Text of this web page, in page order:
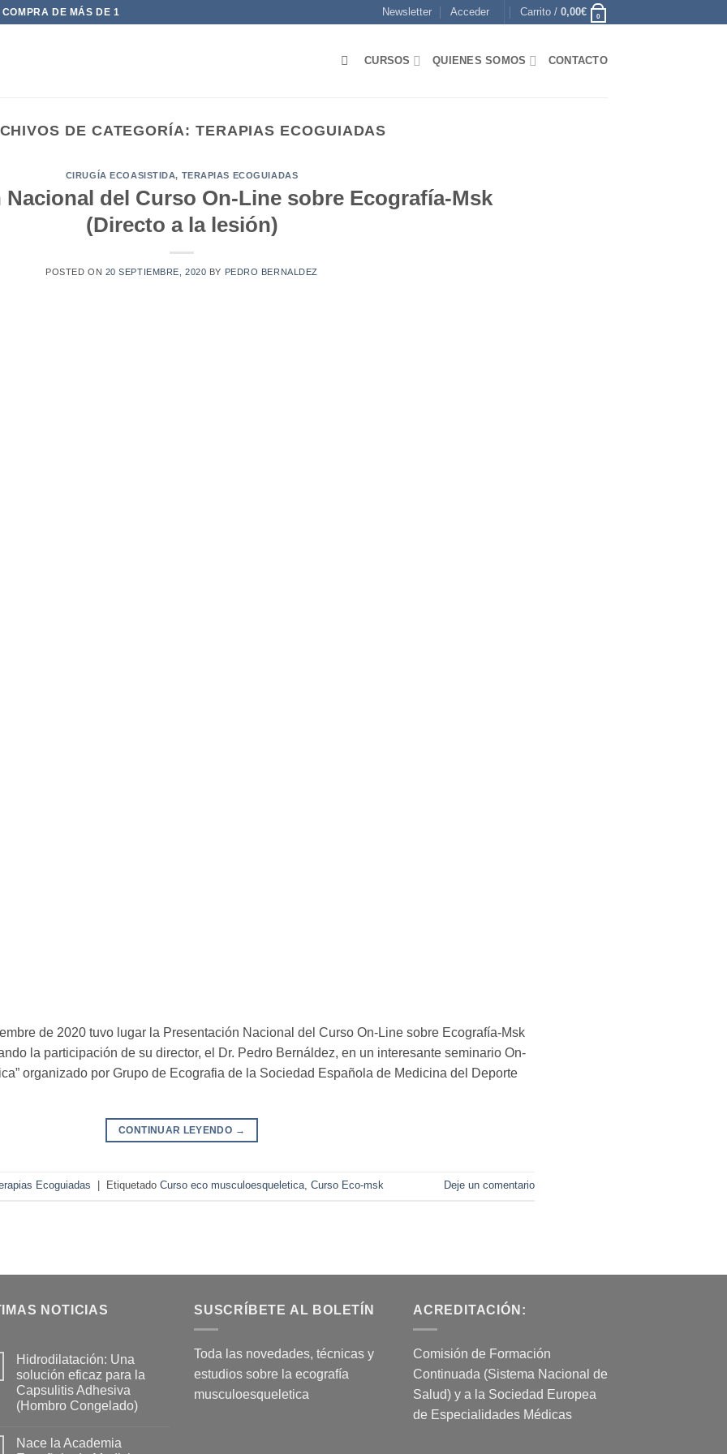
DE MÁS DE 1 Newsletter Acceder Carrito / 0,00€ 0
CURSOS QUIENES SOMOS CONTACTO
DE CATEGORÍA: TERAPIAS ECOGUIADAS
CIRUGÍA ECOASISTIDA, TERAPIAS ECOGUIADAS
Nacional del Curso On-Line sobre Ecografía-Msk
(Directo a la lesión)
POSTED ON 20 SEPTIEMBRE, 2020 BY PEDRO BERNALDEZ
de 2020 tuvo lugar la Presentación Nacional del Curso On-Line sobre Ecografía-Msk
la participación de su director, el Dr. Pedro Bernáldez, en un interesante seminario On-
organizado por Grupo de Ecografia de la Sociedad Española de Medicina del Deporte
CONTINUAR LEYENDO →
Ecoguiadas Etiquetado Curso eco musculoesqueletica, Curso Eco-msk Deje un comentario
NOTICIAS
Hidrodilatación: Una
solución eficaz para la
Capsulitis Adhesiva
(Hombro Congelado)
comentarios
Nace la Academia
SUSCRÍBETE AL BOLETÍN
Toda las novedades, técnicas y
estudios sobre la ecografía
musculoesqueletica
ACREDITACIÓN:
Comisión de Formación
Continuada (Sistema Nacional de
Salud) y a la Sociedad Europea
de Especialidades Médicas